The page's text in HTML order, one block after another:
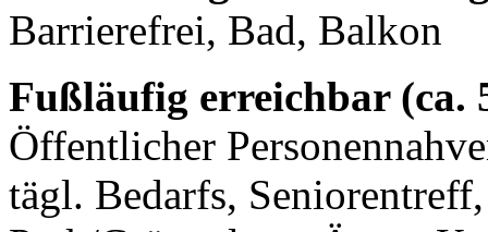
Barrierefrei, Bad, Balkon
Fußläufig erreichbar (ca.
Öffentlicher
tägl. Bedarfs,